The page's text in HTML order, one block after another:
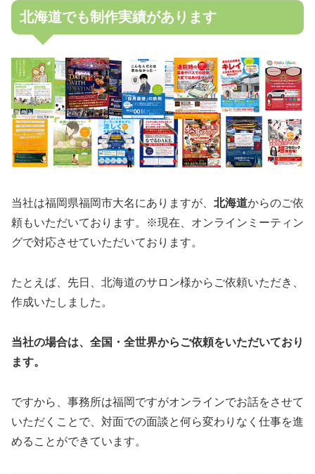
北海道でも制作実績があります
当社は福岡県福岡市大名にありますが、 北海道からのご依
頼もいただいております。※現在、オンラインミーティン
グで対応させていただいております。
たとえば、先日、北海道のサロン様からご依頼いただき、
作成いたしました。
当社の場合は、全国・全世界からご依頼をいただいており
ます。
ですから、事務所は福岡ですがオンラインでお話をさせて
いただくことで、対面での面談と何ら変わりなく仕事を進
めることができています。